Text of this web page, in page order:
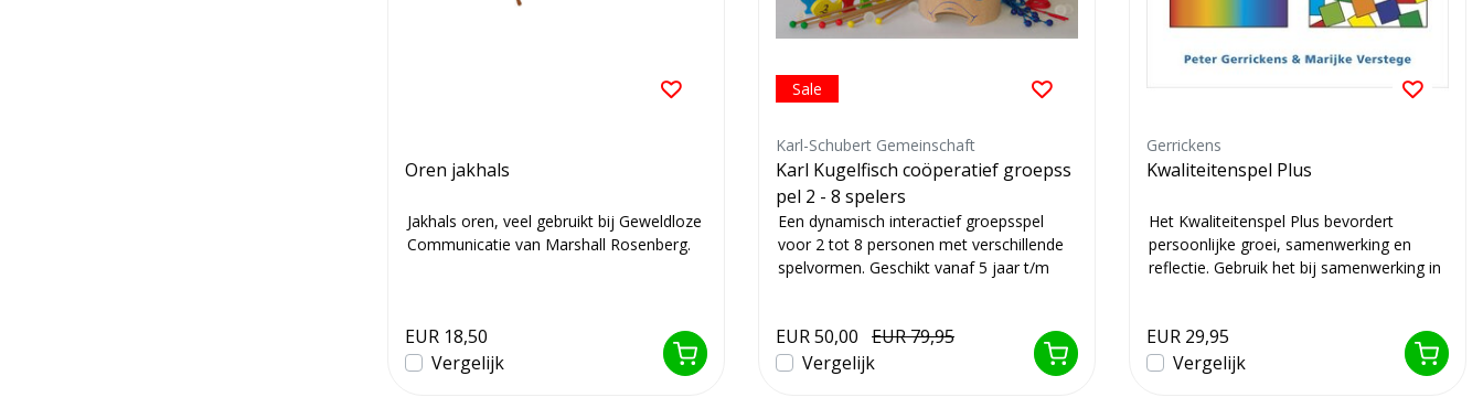
Oren jakhals
Jakhals oren, veel gebruikt bij Geweldloze
Communicatie van Marshall Rosenberg.
EUR 18,50
Vergelijk
Sale
Karl-Schubert Gemeinschaft
Karl Kugelfisch coöperatief groepss
pel 2 - 8 spelers
Een dynamisch interactief groepsspel
voor 2 tot 8 personen met verschillende
spelvormen. Geschikt vanaf 5 jaar t/m
EUR 50,00 EUR 79,95
Vergelijk
Gerrickens
Kwaliteitenspel Plus
Het Kwaliteitenspel Plus bevordert
persoonlijke groei, samenwerking en
reflectie. Gebruik het bij samenwerking in
EUR 29,95
Vergelijk